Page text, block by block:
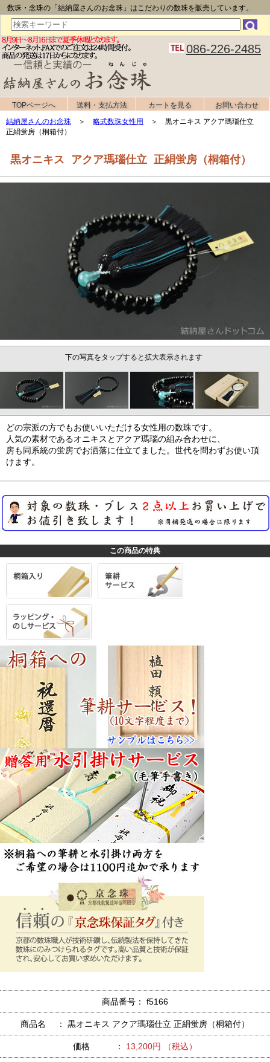
数珠・念珠の「結納屋さんのお念珠」はこだわりの数珠を販売しています。
086-226-2485
TOPページへ 送料・支払方法 カートを見る
お問い合わせ
結納屋さんのお念珠 ＞ 略式数珠女性用
＞ 黒オニキス アクア瑪瑙仕立
正絹蛍房（桐箱付）
黒オニキス アクア瑪瑙仕立 正絹蛍房（桐箱付）
下の写真をタップすると拡大表示されます
どの宗派の方でもお使いいただける女性用の数珠です。
人気の素材であるオニキスとアクア瑪瑙の組み合わせに、
房も同系統の蛍房でお洒落に仕立てました。世代を問わずお使い頂
けます。
この商品の特典
商品番号： f5166
商品名 ： 黒オニキス アクア瑪瑙仕立 正絹蛍房（桐箱付）
価格 ： 13,200円 （税込）